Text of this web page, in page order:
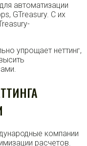
автоматизации
GTreasury. С их
упрощает неттинг,
компании
расчетов.